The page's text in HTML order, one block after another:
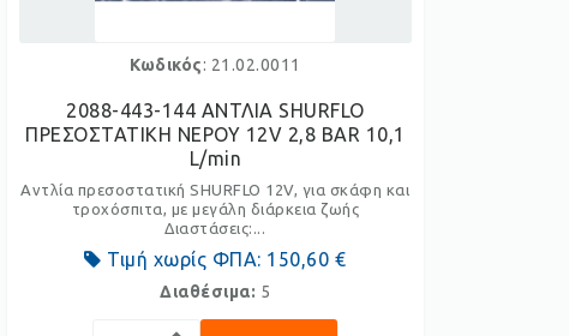
Κωδικός: 21.02.0011
2088-443-144 ΑΝΤΛΙΑ SHURFLO
ΠΡΕΣΟΣΤΑΤΙΚΗ ΝΕΡΟΥ 12V 2,8 BAR 10,1
L/min
Αντλία πρεσοστατική SHURFLO 12V, για σκάφη και
τροχόσπιτα, με μεγάλη διάρκεια ζωής
Διαστάσεις:...
Τιμή χωρίς ΦΠΑ: 150,60 €
Διαθέσιμα: 5